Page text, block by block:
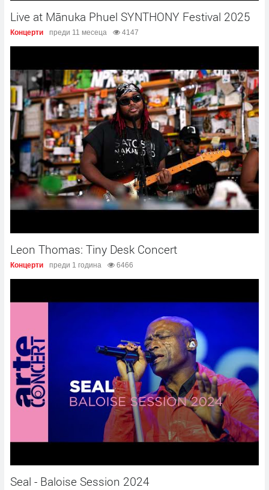
Live at Mānuka Phuel SYNTHONY Festival 2025
Концерти преди 11 месеца 4147
Leon Thomas: Tiny Desk Concert
Концерти преди 1 година 6466
Seal - Baloise Session 2024